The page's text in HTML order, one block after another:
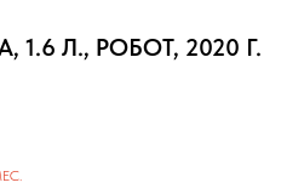
1.6 Л., РОБОТ, 2020 Г.